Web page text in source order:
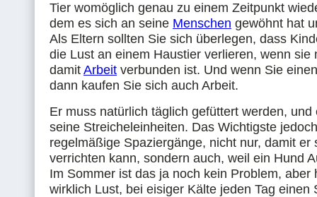
Tier womöglich genau zu einem Zeitpunkt
dem es sich an seine Menschen gewöhnt hat
Als Eltern sollten Sie sich überlegen, dass
die Lust an einem Haustier verlieren, wenn sie
damit Arbeit verbunden ist. Und wenn Sie
dann kaufen Sie sich auch Arbeit.
Er muss natürlich täglich gefüttert werden, und
seine Streicheleinheiten. Das Wichtigste
regelmäßige Spaziergänge, nicht nur, damit er
verrichten kann, sondern auch, weil ein Hund
Im Sommer ist das ja noch kein Problem, aber
wirklich Lust, bei eisiger Kälte jeden Tag einen